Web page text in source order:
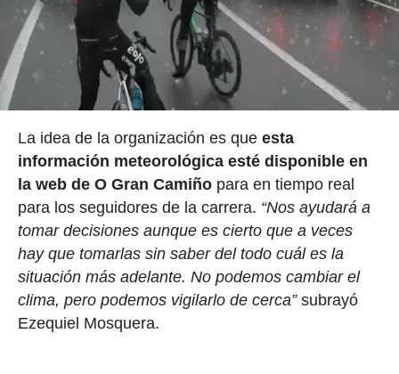
La idea de la organización es que esta
información meteorológica esté disponible en
la web de O Gran Camiñopara en tiempo real
para los seguidores de la carrera. “Nos ayudará a
tomar decisiones aunque es cierto que a veces
hay que tomarlas sin saber del todo cuál es la
situación más adelante. No podemos cambiar el
clima, pero podemos vigilarlo de cerca”subrayó
Ezequiel Mosquera.